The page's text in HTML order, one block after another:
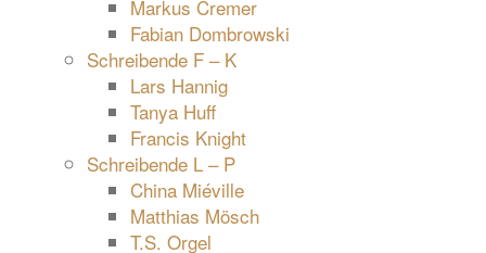
Markus Cremer
Fabian Dombrowski
Schreibende F – K
Lars Hannig
Tanya Huff
Francis Knight
Schreibende L – P
China Miéville
Matthias Mösch
T.S. Orgel